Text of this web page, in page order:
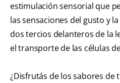
estimulación sensorial que
las sensaciones del gusto y
dos tercios delanteros de la
el transporte de las células
¿Disfrutás de los sabores de